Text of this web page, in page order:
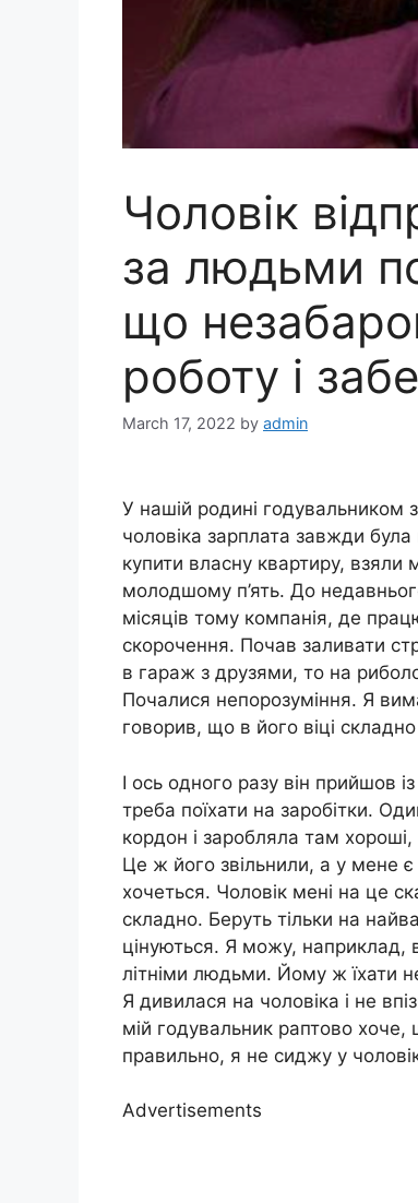
Чоловік
за людьми
що
роботу і
March 17, 2022 by admin
У нашій родині
чоловіка зарплата завжди
купити власну квартиру,
молодшому п’ять. До
місяців тому компанія, де
скорочення. Почав заливати
в гараж з друзями, то на
Почалися непорозуміння. Я
говорив, що в його віці
І ось одного разу він прийшов
треба поїхати на заробітки.
кордон і заробляла там
Це ж його звільнили, а у мене є
хочеться. Чоловік мені на це
складно. Беруть тільки на
цінуються. Я можу, наприклад,
літніми людьми. Йому ж їхати
Я дивилася на чоловіка і не
мій годувальник раптово
правильно, я не сиджу у
Advertisements